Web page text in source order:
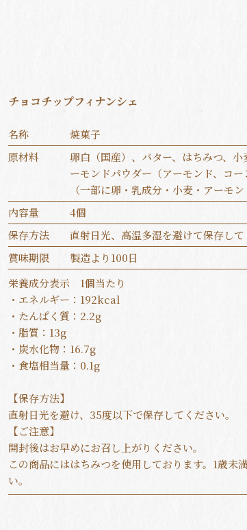
チョコチップフィナンシェ
名称
焼菓子
原材料
卵白（国産）、バター、はちみつ、
ーモンドパウダー（アーモンド、コー
（一部に卵・乳成分・小麦・アーモン
内容量
4個
保存方法
直射日光、高温多湿を避けて保存して
賞味期限
製造より100日
栄養成分表示 1個当たり
・エネルギー：192kcal
・たんぱく質：2.2g
・脂質：13g
・炭水化物：16.7g
・食塩相当量：0.1g
【保存方法】
直射日光を避け、35度以下で保存してください。
【ご注意】
開封後はお早めにお召し上がりください。
この商品にははちみつを使用しております。1歳未
い。